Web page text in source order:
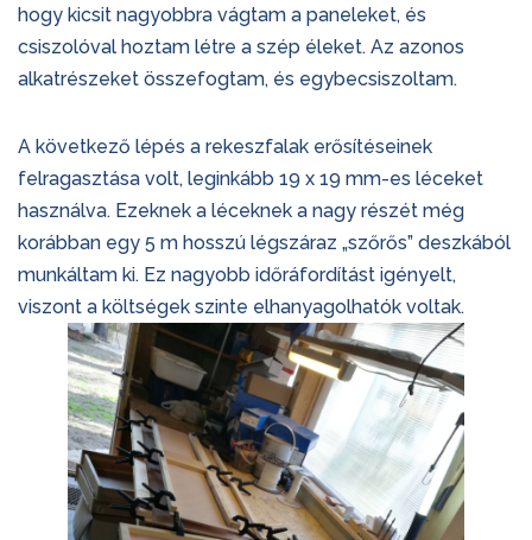
hogy kicsit nagyobbra vágtam a paneleket, és
csiszolóval hoztam létre a szép éleket. Az azonos
alkatrészeket összefogtam, és egybecsiszoltam.
A következő lépés a rekeszfalak erősítéseinek
felragasztása volt, leginkább 19 x 19 mm-es léceket
használva. Ezeknek a léceknek a nagy részét még
korábban egy 5 m hosszú légszáraz „szőrős” deszkából
munkáltam ki. Ez nagyobb időráfordítást igényelt,
viszont a költségek szinte elhanyagolhatók voltak.